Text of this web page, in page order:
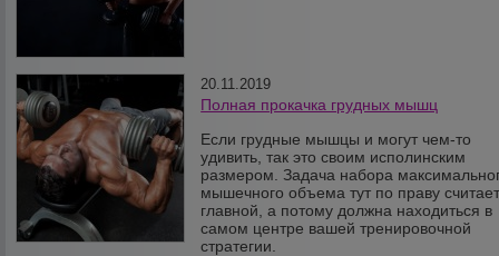
20.11.2019
Полная прокачка грудных мышц
Если грудные мышцы и могут чем-то
удивить, так это своим исполинским
размером. Задача набора
мышечного объема тут по праву
главной, а потому должна находиться в
самом центре вашей тренировочной
стратегии.